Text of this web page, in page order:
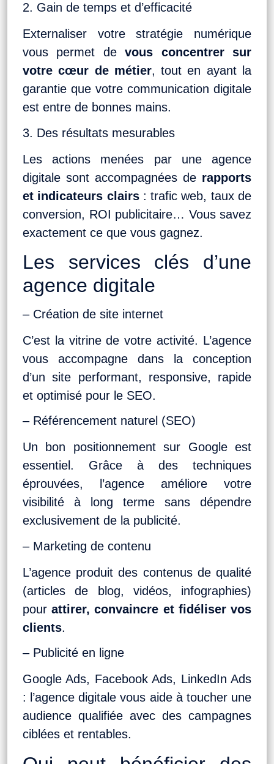
2. Gain de temps et d’efficacité
Externaliser votre stratégie numérique
vous permet devous concentrer sur
votre cœur de métier, tout en ayant la
garantie que votre communication digitale
est entre de bonnes mains.
3. Des résultats mesurables
Les actions menées par une agence
digitale sont accompagnées de rapports
et indicateurs clairs: trafic web, taux de
conversion, ROI publicitaire… Vous savez
exactement ce que vous gagnez.
Les services clés d’une
agence digitale
– Création de site internet
C’est la vitrine de votre activité. L’agence
vous accompagne dans la conception
d’un site performant, responsive, rapide
et optimisé pour le SEO.
– Référencement naturel (SEO)
Un bon positionnement sur Google est
essentiel. Grâce à des techniques
éprouvées, l’agence améliore votre
visibilité à long terme sans dépendre
exclusivement de la publicité.
– Marketing de contenu
L’agence produit des contenus de qualité
(articles de blog, vidéos, infographies)
pourattirer, convaincre et fidéliser vos
clients.
– Publicité en ligne
Google Ads, Facebook Ads, LinkedIn Ads
: l’agence digitale vous aide à toucher une
audience qualifiée avec des campagnes
ciblées et rentables.